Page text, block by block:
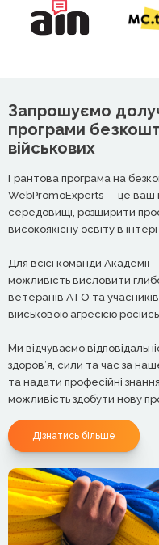
Запрошуємо
програми
військових
Грантова програма на
WebPromoExperts — це ваш
середовищі, розширити
високоякісну освіту в
Для всієї команди
можливість висловити
ветеранів АТО та учасників
військовою агресією
Ми відчуваємо
здоров’я, сили та час за
та надати професійні
можливість здобути нову
Дізнатись більше